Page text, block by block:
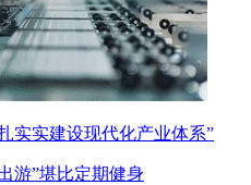
实实建设现代化产业体系”
游”堪比定期健身